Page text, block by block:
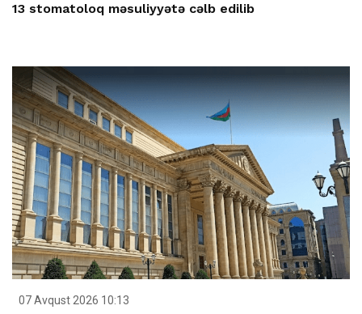
13 stomatoloq məsuliyyətə cəlb edilib
07 Avqust 2026 10:13